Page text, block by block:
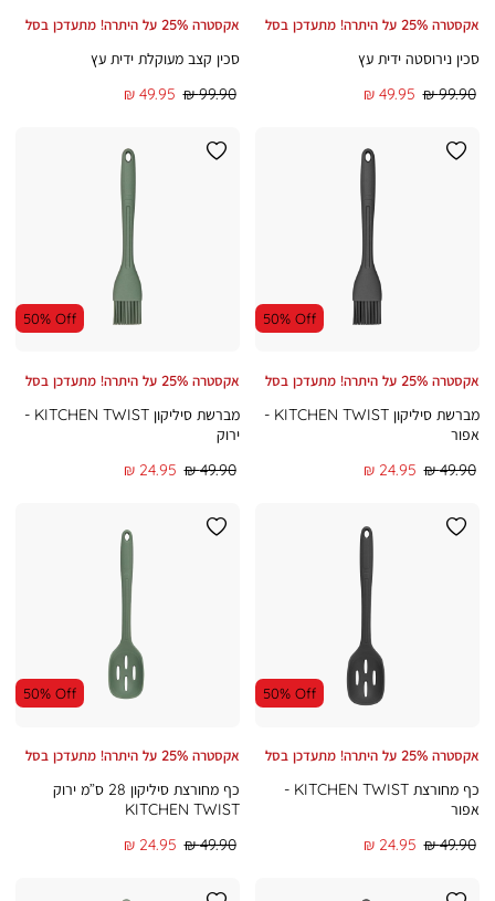
אקסטרה 25% על היתרה! מתעדכן בסל
סכין נירוסטה ידית עץ
מחיר
49.95 ₪
מחיר
99.90 ₪
אקסטרה 25% על היתרה! מתעדכן בסל
סכין קצב מעוקלת ידית עץ
מחיר
49.95 ₪
מחיר
99.90 ₪
50% Off
אקסטרה 25% על היתרה! מתעדכן בסל
מברשת סיליקון KITCHEN TWIST -
אפור
מחיר
24.95 ₪
מחיר
49.90 ₪
50% Off
אקסטרה 25% על היתרה! מתעדכן בסל
מברשת סיליקון KITCHEN TWIST -
ירוק
מחיר
24.95 ₪
מחיר
49.90 ₪
50% Off
אקסטרה 25% על היתרה! מתעדכן בסל
כף מחורצת KITCHEN TWIST -
אפור
מחיר
24.95 ₪
מחיר
49.90 ₪
50% Off
אקסטרה 25% על היתרה! מתעדכן בסל
כף מחורצת סיליקון 28 ס”מ ירוק
KITCHEN TWIST
מחיר
24.95 ₪
מחיר
49.90 ₪